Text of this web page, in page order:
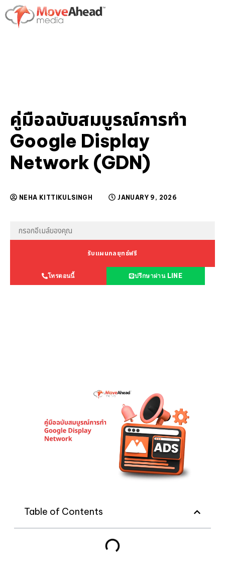
คู่มือฉบับสมบูรณ์การทำ
Google Display
Network (GDN)
NEHA KITTIKULSINGH JANUARY 9, 2026
รับแผนกลยุทธ์ฟรี
โทรตอนนี้ ปรึกษาผ่าน LINE
Table of Contents